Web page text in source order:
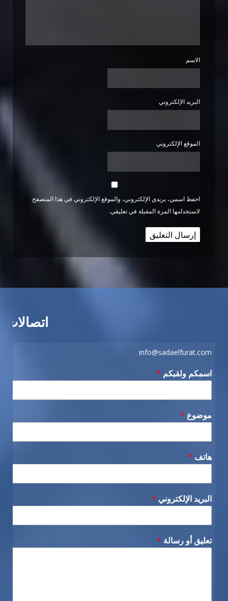
الاسم
البريد الإلكتروني
الموقع الإلكتروني
احفظ اسمي، بريدي الإلكتروني، والموقع الإلكتروني في هذا المتصفح
لاستخدامها المرة المقبلة في تعليقي.
اتصالات
info@sadaelfurat.com
اسمكم ولقبكم *
موضوع *
هاتف *
البريد الإلكتروني *
تعليق أو رسالة *